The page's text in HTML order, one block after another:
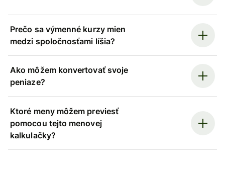
Prečo sa výmenné kurzy mien
medzi spoločnosťami líšia?
Ako môžem konvertovať svoje
peniaze?
Ktoré meny môžem previesť
pomocou tejto menovej
kalkulačky?